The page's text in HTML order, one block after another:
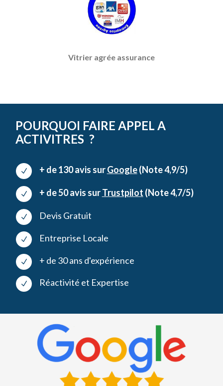
Vitrier agrée assurance
POURQUOI FAIRE APPEL A
ACTIVITRES ?
N + de 130 avis surGoogle(Note 4,9/5)
N + de 50 avis surTrustpilot (Note 4,7/5)
N Devis Gratuit
N Entreprise Locale
N + de 30 ans d'expérience
N Réactivité et Expertise